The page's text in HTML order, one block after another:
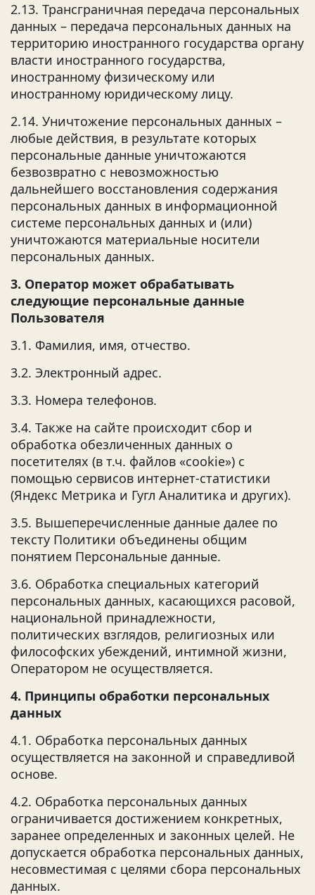
2.13. Трансграничная передача персональных
данных – передача персональных данных на
территорию иностранного государства органу
власти иностранного государства,
иностранному физическому или
иностранному юридическому лицу.
2.14. Уничтожение персональных данных –
любые действия, в результате которых
персональные данные уничтожаются
безвозвратно с невозможностью
дальнейшего восстановления содержания
персональных данных в информационной
системе персональных данных и (или)
уничтожаются материальные носители
персональных данных.
3. Оператор может обрабатывать
следующие персональные данные
Пользователя
3.1. Фамилия, имя, отчество.
3.2. Электронный адрес.
3.3. Номера телефонов.
3.4. Также на сайте происходит сбор и
обработка обезличенных данных о
посетителях (в т.ч. файлов «cookie») с
помощью сервисов интернет-статистики
(Яндекс Метрика и Гугл Аналитика и других).
3.5. Вышеперечисленные данные далее по
тексту Политики объединены общим
понятием Персональные данные.
3.6. Обработка специальных категорий
персональных данных, касающихся расовой,
национальной принадлежности,
политических взглядов, религиозных или
философских убеждений, интимной жизни,
Оператором не осуществляется.
4. Принципы обработки персональных
данных
4.1. Обработка персональных данных
осуществляется на законной и справедливой
основе.
4.2. Обработка персональных данных
ограничивается достижением конкретных,
заранее определенных и законных целей. Не
допускается обработка персональных данных,
несовместимая с целями сбора персональных
данных.